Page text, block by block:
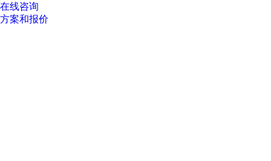
在线咨询
方案和报价